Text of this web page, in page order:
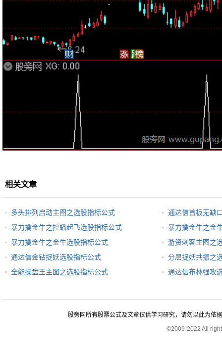
相关文章
多头排列启动主图之选股指标公式
通达信首板无缺
暴力擒金牛之控蟠起飞选股指标公式
暴力擒金牛之金
暴力擒金牛之金牛选股指标公式
游资刺客主图之
通达信金钻捉妖选股指标公式
分层捉妖共振之
全能操盘王主图之选股指标公式
通达信布林强攻
股旁网所有股票公式及文章仅供学习研究，请勿以此为依
©2009-2022 All